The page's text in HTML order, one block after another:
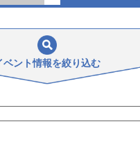
ベント情報を絞り込む